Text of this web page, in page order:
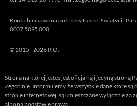
Konto bankowe na potrzeby Naszej Świątyni i
0007 5095 0001
© 2015 - 2026 R.O.
Strona na której jesteś jest oficjalną i jedyną stroną
Żegocinie. Informujemy, że wszystkie dane które
stronie internetowej, są umieszczane wyłącznie za
albo na podstawie prawa.